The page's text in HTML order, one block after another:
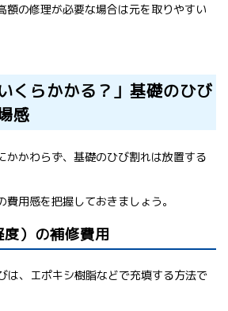
額の修理が必要な場合は元を取りやすい
くらかかる？」基礎のひび
感
かかわらず、基礎のひび割れは放置する
用感を把握しておきましょう。
）の補修費用
は、エポキシ樹脂などで充填する方法で